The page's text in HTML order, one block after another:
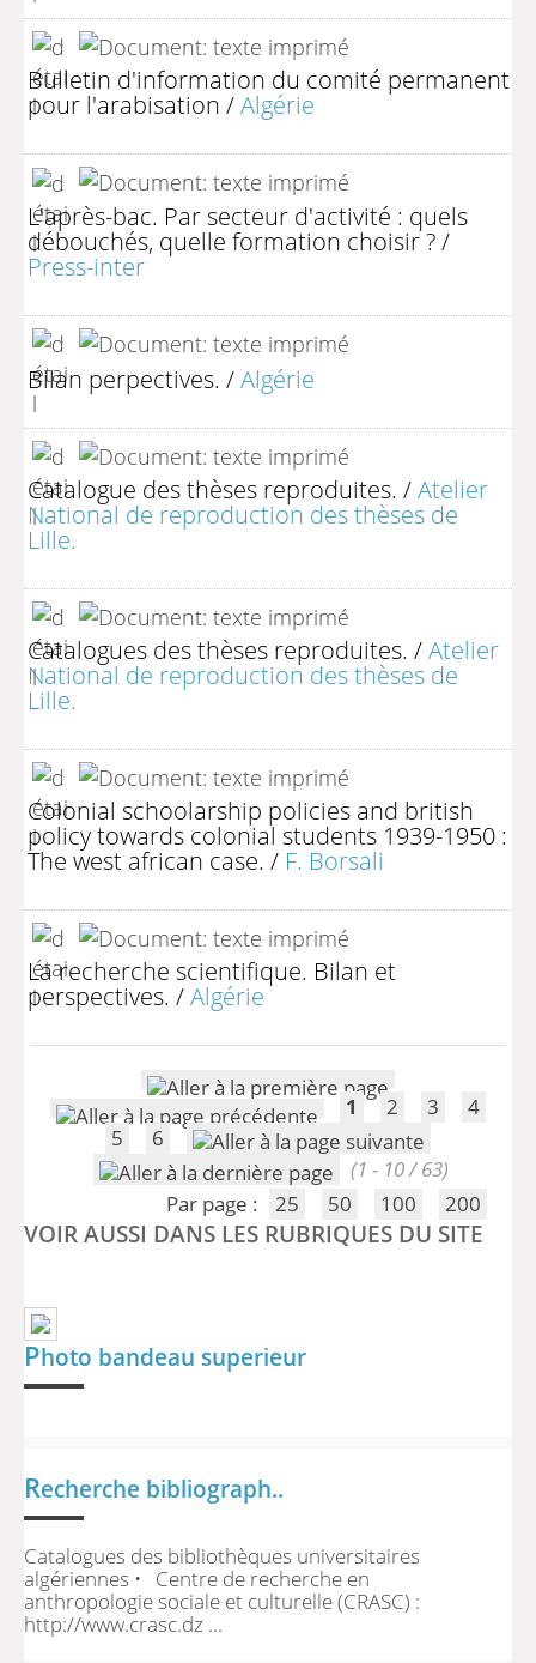
Bulletin d'information du comité permanent
pour l'arabisation /Algérie
L'après-bac. Par secteur d'activité : quels
débouchés, quelle formation choisir ?/
Press-inter
Bilan perpectives. /Algérie
Catalogue des thèses reproduites. /Atelier
National de reproduction des thèses de
Lille.
Catalogues des thèses reproduites. /Atelier
National de reproduction des thèses de
Lille.
Colonial schoolarship policies and british
policy towards colonial students 1939-1950 :
The west african case. / F. Borsali
La recherche scientifique. Bilan et
perspectives. /Algérie
1 2 3
4
5
6
(1 - 10 / 63)
Par page :
25 50 100 200
VOIR AUSSI DANS LES RUBRIQUES DU SITE
Photo bandeau superieur
Recherche bibliograph..
Catalogues des bibliothèques universitaires
algériennes • Centre de recherche en
anthropologie sociale et culturelle (CRASC) :
http://www.crasc.dz ...